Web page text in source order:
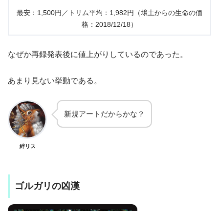
最安：1,500円／トリム平均：1,982円（壌土からの生命の価
格：2018/12/18）
なぜか再録発表後に値上がりしているのであった。
あまり見ない挙動である。
絆リス
新規アートだからかな？
ゴルガリの凶漢